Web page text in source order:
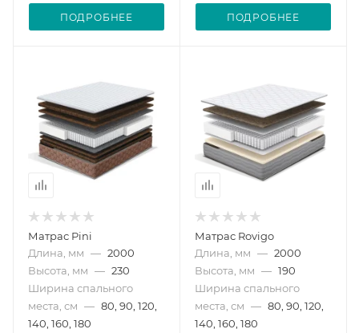
ПОДРОБНЕЕ ПОДРОБНЕЕ
Матрас Pini
Длина, мм — 2000
Высота, мм — 230
Ширина спального
места, см — 80, 90, 120,
140, 160, 180
Матрас Rovigo
Длина, мм — 2000
Высота, мм — 190
Ширина спального
места, см — 80, 90, 120,
140, 160, 180